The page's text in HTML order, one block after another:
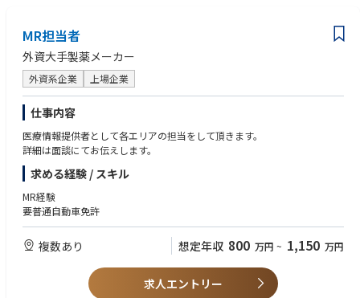
※上記、必須・尚可要件はスタッフ～課長クラス共通の要件となります。
MR担当者
外資大手製薬メーカー
外資系企業 上場企業
仕事内容
医療情報提供者として各エリアの担当をして頂きます。
詳細は面談にてお伝えします。
求める経験 / スキル
MR経験
要普通自動車免許
複数あり 想定年収 800 万円 ~ 1,150 万円
求人エントリー